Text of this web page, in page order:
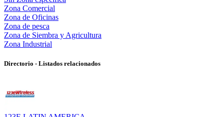
Zona Comercial
Zona de Oficinas
Zona de pesca
Zona de Siembra y Agricultura
Zona Industrial
Directorio - Listados relacionados